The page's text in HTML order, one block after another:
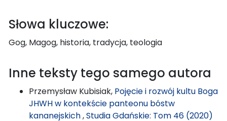
Słowa kluczowe:
Gog, Magog, historia, tradycja, teologia
Inne teksty tego samego autora
Przemysław Kubisiak, Pojęcie i rozwój kultu Boga
JHWH w kontekście panteonu bóstw
kananejskich,Studia Gdańskie: Tom 46 (2020)